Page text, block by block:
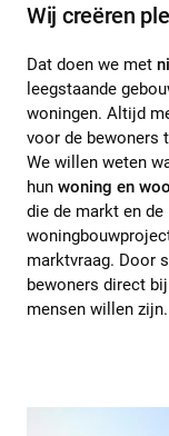
Wij creëren
Dat doen we met
leegstaande
woningen. Altijd
voor de bewoners
We willen weten
hun woning en
die de markt en
marktvraag. Door
bewoners direct
mensen willen